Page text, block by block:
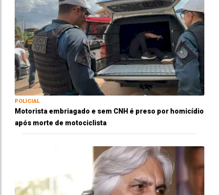
POLICIAL
Motorista embriagado e sem CNH é preso por homicídio
após morte de motociclista